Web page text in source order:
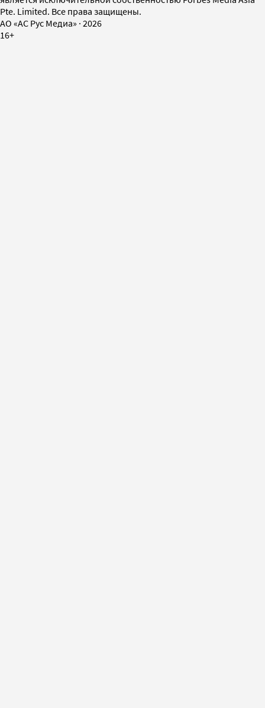
Pte. Limited. Все права защищены.
AO «АС Рус Медиа» · 2026
16+